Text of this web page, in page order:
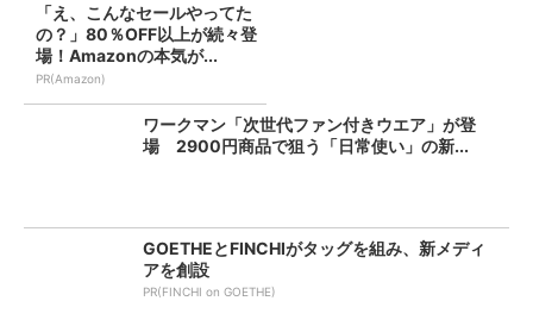
「え、こんなセールやってた
の？」80％OFF以上が続々登
場！Amazonの本気が...
PR(Amazon)
ワークマン「次世代ファン付きウエア」が登
場 2900円商品で狙う「日常使い」の新...
GOETHEとFINCHIがタッグを組み、新メディ
アを創設
PR(FINCHI on GOETHE)